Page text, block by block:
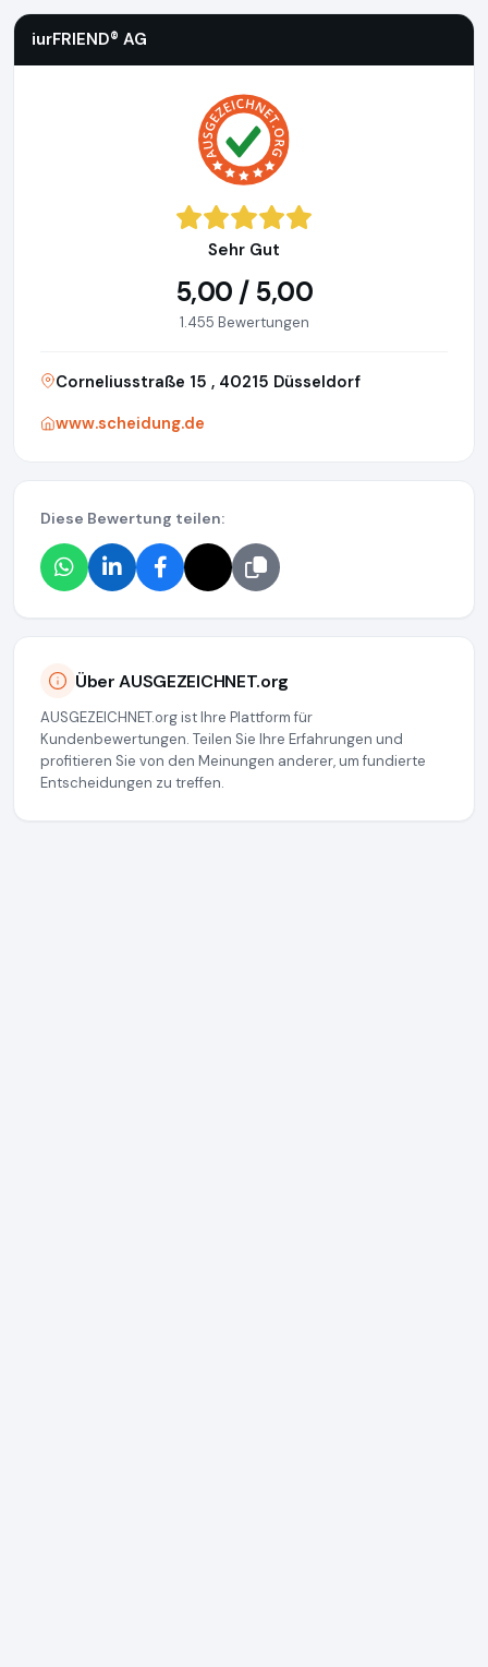
iurFRIEND® AG
Sehr Gut
5,00 / 5,00
1.455 Bewertungen
Corneliusstraße 15 , 40215 Düsseldorf
www.scheidung.de
Diese Bewertung teilen:
Über AUSGEZEICHNET.org
AUSGEZEICHNET.org ist Ihre Plattform für
Kundenbewertungen. Teilen Sie Ihre Erfahrungen und
profitieren Sie von den Meinungen anderer, um fundierte
Entscheidungen zu treffen.